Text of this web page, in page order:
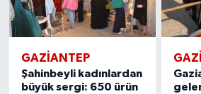
GAZIANTEP
Şahinbeyli kadınlardan
büyük sergi: 650 ürün
Yemek